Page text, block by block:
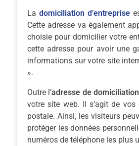
La domiciliation d’entreprise
Cette adresse va également
choisie pour domicilier votre
cette adresse pour avoir une
informations sur votre site
».
Outre l’adresse de domiciliation
votre site web. Il s’agit de vos
postale. Ainsi, les visiteurs
protéger les données
numéros de téléphone les plus